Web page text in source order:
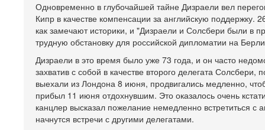
Одновременно в глубочайшей тайне Дизраели вел
Кипр в качестве компенсации за английскую поддержку.
как замечают историки, и "Дизраели и Солсбери были в
трудную обстановку для российской дипломатии на
Дизраели в это время было уже 73 года, и он часто
захватив с собой в качестве второго делегата
выехали из Лондона 8 июня, продвигались медленно,
прибыл 11 июня отдохнувшим. Это оказалось очень
канцлер высказал пожелание немедленно встретиться с
начнутся встречи с другими делегатами.